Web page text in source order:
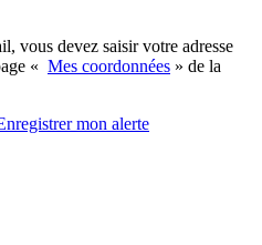
vous devez saisir votre adresse
« Mes coordonnées » de la
mon alerte